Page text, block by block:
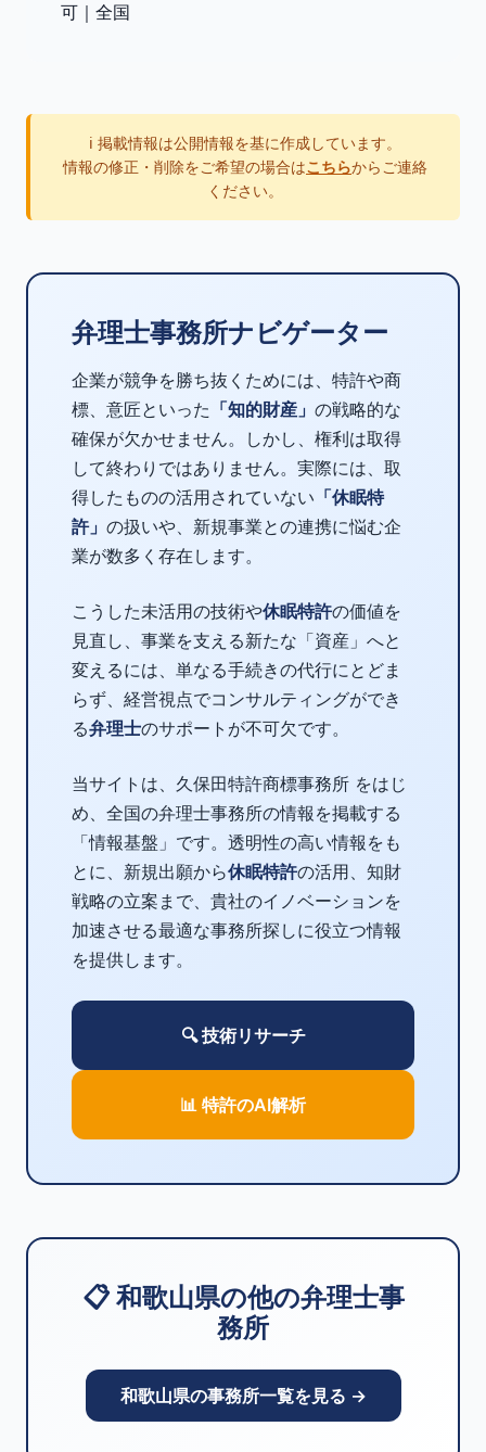
可｜全国
ℹ️ 掲載情報は公開情報を基に作成しています。
情報の修正・削除をご希望の場合はこちらからご連絡
ください。
弁理士事務所ナビゲーター
企業が競争を勝ち抜くためには、特許や商
標、意匠といった 「知的財産」 の戦略的な
確保が欠かせません。しかし、権利は取得
して終わりではありません。実際には、取
得したものの活用されていない 「休眠特
許」 の扱いや、新規事業との連携に悩む企
業が数多く存在します。
こうした未活用の技術や休眠特許の価値を
見直し、事業を支える新たな「資産」へと
変えるには、単なる手続きの代行にとどま
らず、経営視点でコンサルティングができ
る弁理士のサポートが不可欠です。
当サイトは、久保田特許商標事務所 をはじ
め、全国の弁理士事務所の情報を掲載する
「情報基盤」です。透明性の高い情報をも
とに、新規出願から休眠特許の活用、知財
戦略の立案まで、貴社のイノベーションを
加速させる最適な事務所探しに役立つ情報
を提供します。
🔍 技術リサーチ
📊 特許のAI解析
📋 和歌山県の他の弁理士事
務所
和歌山県の事務所一覧を見る →